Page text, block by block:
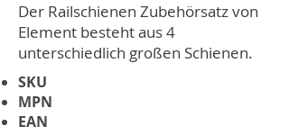
Der Railschienen Zubehörsatz von
Element besteht aus 4
unterschiedlich großen Schienen.
SKU
MPN
EAN